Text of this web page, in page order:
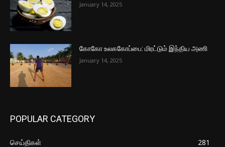
January 14, 2025
கோகோ உலககோப்பை: மிரட்டும் இந்திய அணி
January 14, 2025
POPULAR CATEGORY
செய்திகள்
281